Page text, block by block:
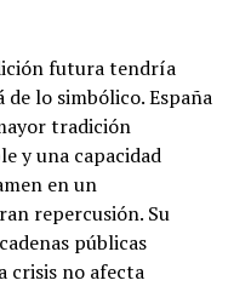
futura tendría
de lo simbólico. España
tradición
y una capacidad
en un
repercusión. Su
públicas
crisis no afecta